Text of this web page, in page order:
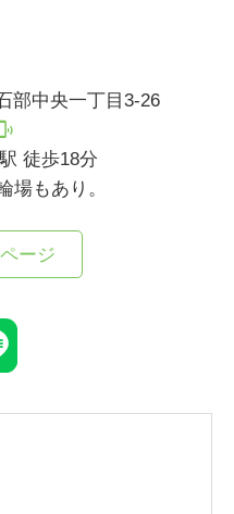
部中央一丁目3-26
徒歩18分
場もあり。
ージ